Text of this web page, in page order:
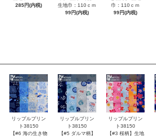
285円(内税)
生地巾：110ｃｍ
99円(内税)
巾：110ｃｍ
99円(内税)
リップルプリン
ト38150
【#6 海の生き物
リップルプリン
ト38150
【#5 ダルマ柄】
リップルプリン
ト38150
【#3 桜柄】生地